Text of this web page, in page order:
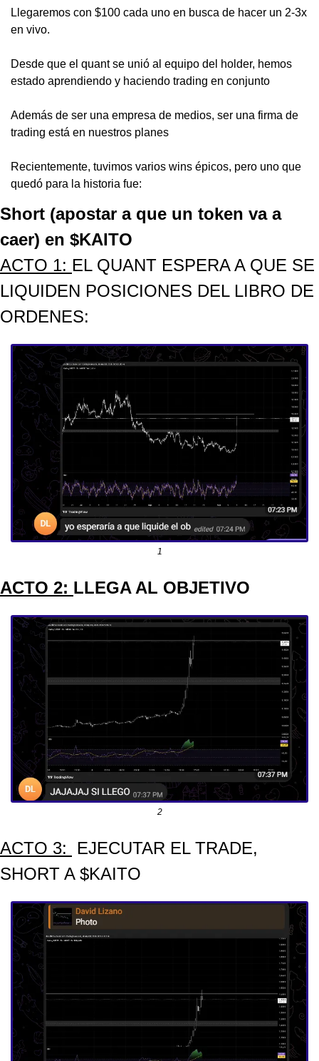
Llegaremos con $100 cada uno en busca de hacer un 2-3x
en vivo.
Desde que el quant se unió al equipo del holder, hemos
estado aprendiendo y haciendo trading en conjunto
Además de ser una empresa de medios, ser una firma de
trading está en nuestros planes
Recientemente, tuvimos varios wins épicos, pero uno que
quedó para la historia fue:
Short (apostar a que un token va a
caer) en $KAITO
ACTO 1: EL QUANT ESPERA A QUE SE
LIQUIDEN POSICIONES DEL LIBRO DE
ORDENES:
1
ACTO 2: LLEGA AL OBJETIVO
2
ACTO 3:
EJECUTAR EL TRADE,
SHORT A $KAITO